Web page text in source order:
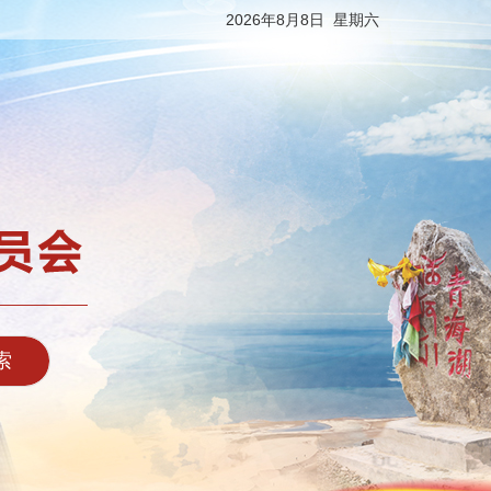
2026年8月8日 星期六